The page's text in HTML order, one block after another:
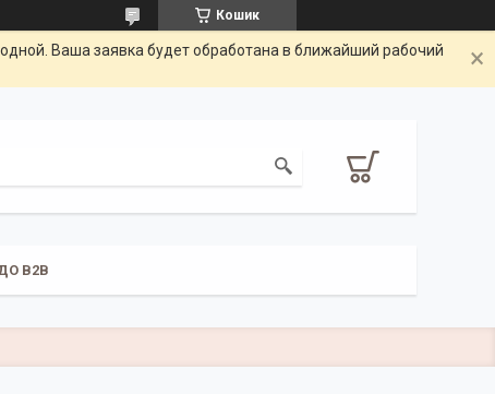
Кошик
Ваша заявка будет обработана в ближайший рабочий
B2B